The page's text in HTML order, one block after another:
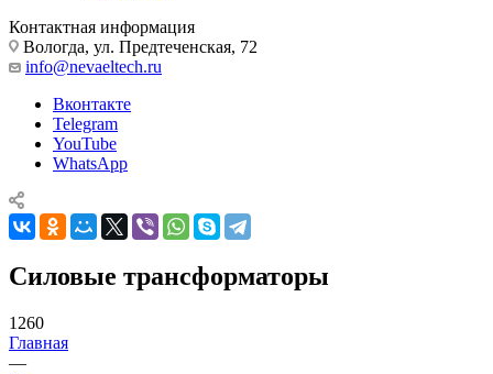
Контактная информация
Вологда, ул. Предтеченская, 72
info@nevaeltech.ru
Вконтакте
Telegram
YouTube
WhatsApp
Силовые трансформаторы
1260
Главная
—